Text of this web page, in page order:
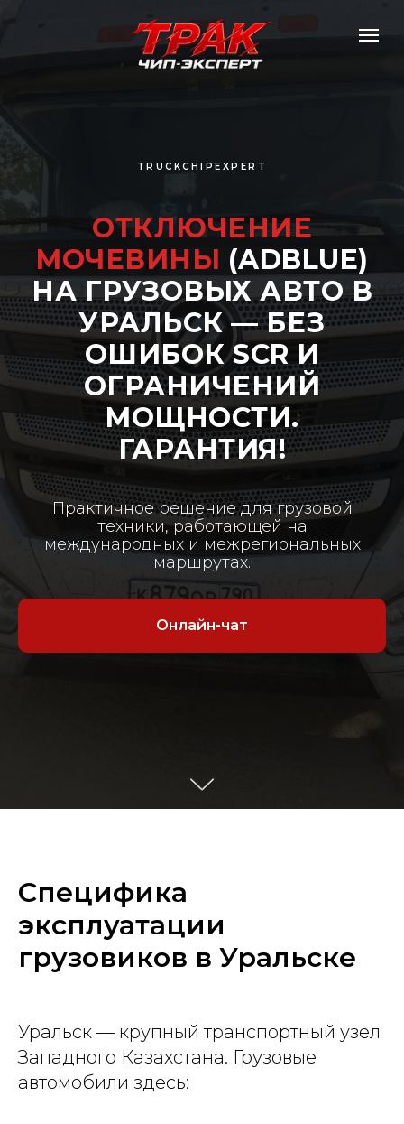
TRUCKCHIPEXPERT
ОТКЛЮЧЕНИЕ
МОЧЕВИНЫ (ADBLUE)
НА ГРУЗОВЫХ АВТО В
УРАЛЬСК — БЕЗ
ОШИБОК SCR И
ОГРАНИЧЕНИЙ
МОЩНОСТИ.
ГАРАНТИЯ!
Практичное решение для грузовой
техники, работающей на
международных и межрегиональных
маршрутах.
Онлайн-чат
Специфика
эксплуатации
грузовиков в Уральске
Уральск — крупный транспортный узел
Западного Казахстана. Грузовые
автомобили здесь: